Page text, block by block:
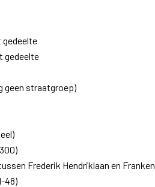
gedeelte
gedeelte
geen straatgroep)
Frederik Hendriklaan en
48)